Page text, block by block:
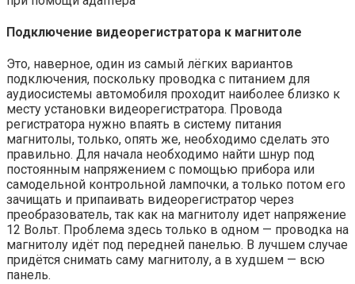
Подключение видеорегистратора к магнитоле
Это, наверное, один из самый лёгких вариантов
подключения, поскольку проводка с питанием для
аудиосистемы автомобиля проходит наиболее близко к
месту установки видеорегистратора. Провода
регистратора нужно впаять в систему питания
магнитолы, только, опять же, необходимо сделать это
правильно. Для начала необходимо найти шнур под
постоянным напряжением с помощью прибора или
самодельной контрольной лампочки, а только потом его
зачищать и припаивать видеорегистратор через
преобразователь, так как на магнитолу идет напряжение
12 Вольт. Проблема здесь только в одном — проводка на
магнитолу идёт под передней панелью. В лучшем случае
придётся снимать саму магнитолу, а в худшем — всю
панель.